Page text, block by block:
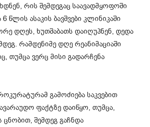
რის შემდეგაც საავადმყოფოში
6 წლის ასაკის ბავშვები კლინიკაში
დღეს, ხუთშაბათს დაიღუპნენ, დედა
რამდენიმე დღე რეანიმაციაში
თუმცა ვერც მისი გადარჩენა
გამოძიება საკვებით
ფაქტზე დაიწყო, თუმცა,
შემდეგ გაჩნდა